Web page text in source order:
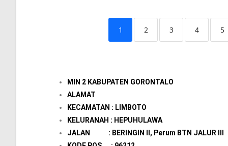
1 2 3 4 5
MIN 2 KABUPATEN GORONTALO
ALAMAT
KECAMATAN : LIMBOTO
KELURANAH : HEPUHULAWA
JALAN : BERINGIN II, Perum BTN JALUR III